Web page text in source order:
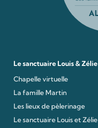
Le sanctuaire Louis & Zélie
Chapelle virtuelle
La famille Martin
Les lieux de pèlerinage
Le sanctuaire Louis et Zélie